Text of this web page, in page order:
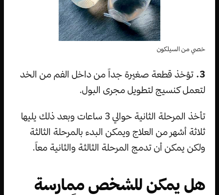
خصي من السيلكون
3. تؤخذ قطعة صغيرة جداً من داخل الفم من الخد
لتعمل كنسيج لتطويل مجرى البول.
تأخذ المرحلة الثانية حوالي 3 ساعات وبعد ذلك يليها
ثلاثة أشهر من العلاج ويمكن البدء بالمرحلة الثالثة
ولكن يمكن أن تدمج المرحلة الثالثة والثانية معاً.
هل يمكن للشخص ممارسة